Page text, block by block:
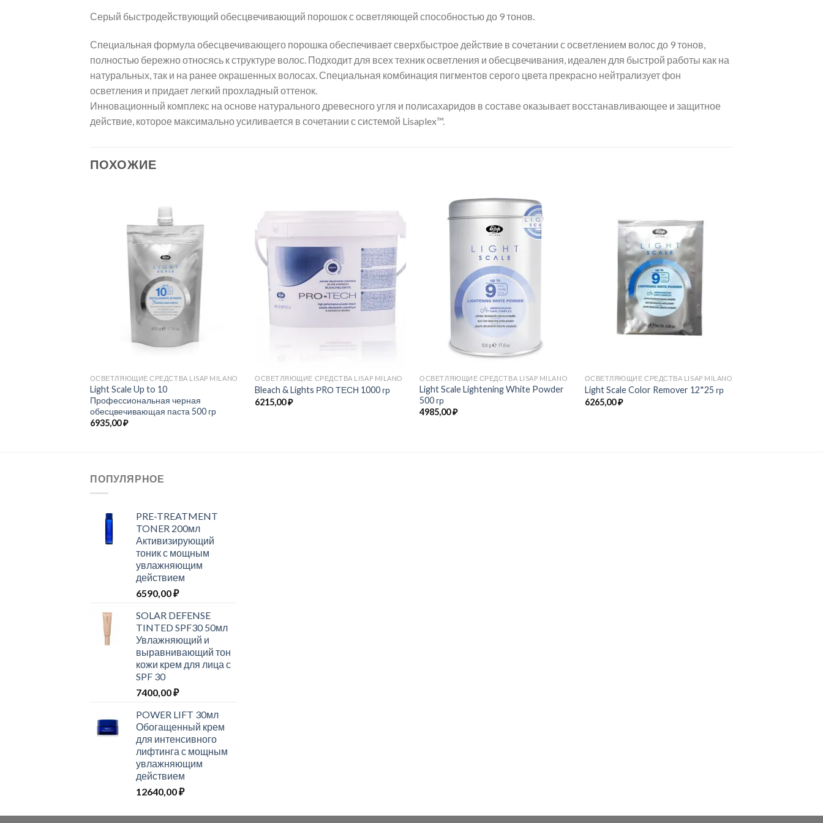
Серый быстродействующий обесцвечивающий порошок с осветляющей способностью до 9 тонов.
Специальная формула обесцвечивающего порошка обеспечивает сверхбыстрое действие в сочетании с осветлением волос до 9 тонов,
полностью бережно относясь к структуре волос. Подходит для всех техник осветления и обесцвечивания, идеален для быстрой работы как на
натуральных, так и на ранее окрашенных волосах. Специальная комбинация пигментов серого цвета прекрасно нейтрализует фон
осветления и придает легкий прохладный оттенок.
Инновационный комплекс на основе натурального древесного угля и полисахаридов в составе оказывает восстанавливающее и защитное
действие, которое максимально усиливается в сочетании с системой Lisaplex™.
ПОХОЖИЕ
ОСВЕТЛЯЮЩИЕ СРЕДСТВА LISAP MILANO
Light Scale Up to 10
Профессиональная черная
обесцвечивающая паста 500 гр
6935,00₽
ОСВЕТЛЯЮЩИЕ СРЕДСТВА LISAP MILANO
Bleach & Lights РRО ТЕСН 1000 гр
6215,00₽
ОСВЕТЛЯЮЩИЕ СРЕДСТВА LISAP MILANO
Light Scale Lightening White Powder
500 гр
4985,00₽
ОСВЕТЛЯЮЩИЕ СРЕДСТВА LISAP MILANO
Light Scale Color Remover 12*25 гр
6265,00₽
ПОПУЛЯРНОЕ
PRE-TREATMENT
TONER 200мл
Активизирующий
тоник с мощным
увлажняющим
действием
6590,00₽
SOLAR DEFENSE
TINTED SPF30 50мл
Увлажняющий и
выравнивающий тон
кожи крем для лица с
SPF 30
7400,00₽
POWER LIFT 30мл
Обогащенный крем
для интенсивного
лифтинга с мощным
увлажняющим
действием
12640,00₽